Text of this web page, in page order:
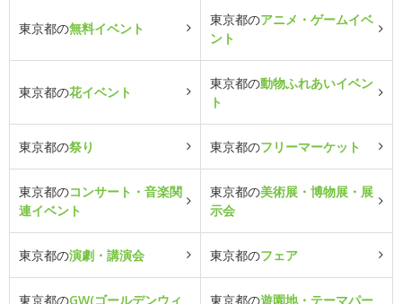
東京都の無料イベント
東京都のアニメ・ゲームイベ
ント
東京都の花イベント
東京都の動物ふれあいイベン
ト
東京都の祭り 東京都のフリーマーケット
東京都のコンサート・音楽関
連イベント
東京都の美術展・博物展・展
示会
東京都の演劇・講演会 東京都のフェア
東京都のGW(ゴールデンウィ
東京都の遊園地・テーマパー